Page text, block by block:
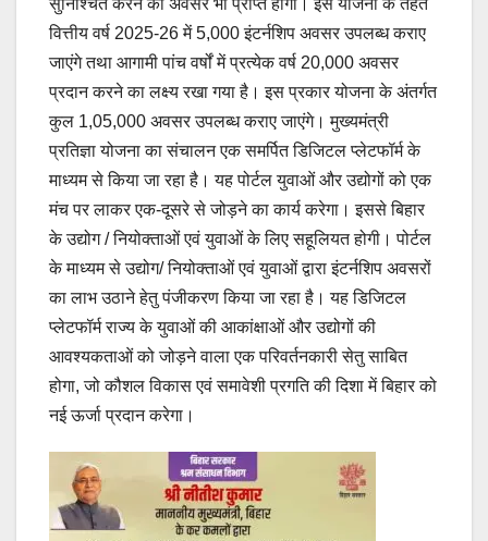
सुनिश्चित करने का अवसर भी प्राप्त होगा। इस योजना के तहत
वित्तीय वर्ष 2025-26 में 5,000 इंटर्नशिप अवसर उपलब्ध कराए
जाएंगे तथा आगामी पांच वर्षों में प्रत्येक वर्ष 20,000 अवसर
प्रदान करने का लक्ष्य रखा गया है। इस प्रकार योजना के अंतर्गत
कुल 1,05,000 अवसर उपलब्ध कराए जाएंगे। मुख्यमंत्री
प्रतिज्ञा योजना का संचालन एक समर्पित डिजिटल प्लेटफॉर्म के
माध्यम से किया जा रहा है। यह पोर्टल युवाओं और उद्योगों को एक
मंच पर लाकर एक-दूसरे से जोड़ने का कार्य करेगा। इससे बिहार
के उद्योग / नियोक्ताओं एवं युवाओं के लिए सहूलियत होगी। पोर्टल
के माध्यम से उद्योग/ नियोक्ताओं एवं युवाओं द्वारा इंटर्नशिप अवसरों
का लाभ उठाने हेतु पंजीकरण किया जा रहा है। यह डिजिटल
प्लेटफॉर्म राज्य के युवाओं की आकांक्षाओं और उद्योगों की
आवश्यकताओं को जोड़ने वाला एक परिवर्तनकारी सेतु साबित
होगा, जो कौशल विकास एवं समावेशी प्रगति की दिशा में बिहार को
नई ऊर्जा प्रदान करेगा।